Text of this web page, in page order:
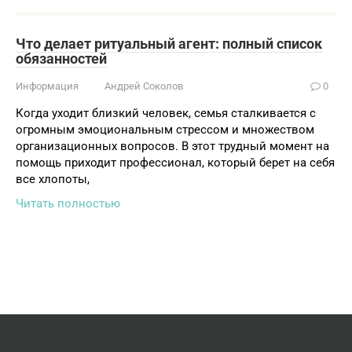
Что делает ритуальный агент: полный список
обязанностей
Информация Андрей Соколов 0
Когда уходит близкий человек, семья сталкивается с
огромным эмоциональным стрессом и множеством
организационных вопросов. В этот трудный момент на
помощь приходит профессионал, который берет на себя
все хлопоты,
Читать полностью